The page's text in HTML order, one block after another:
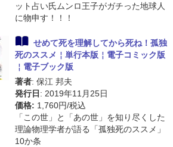
ット占い氏ムンロ王子がガチった地球人
に物申す！！！
せめて死を理解してから死ね！孤独
死のススメ￤単行本版￤電子コミック版
￤電子ブック版
著者: 保江 邦夫
発行日 : 2019年11月25日
価格: 1,760円/税込
「この世」と「あの世」を知り尽くした
理論物理学者が語る「孤独死のススメ」
10か条